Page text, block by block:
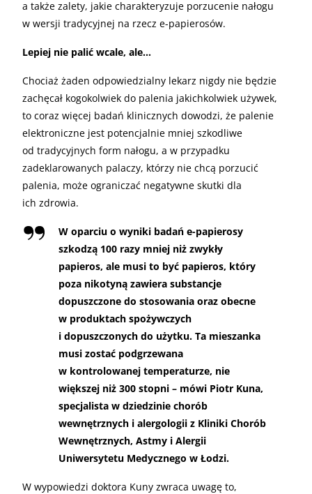
a także zalety, jakie charakteryzuje porzucenie nałogu
w wersji tradycyjnej na rzecz e-papierosów.
Lepiej nie palić wcale, ale…
Chociaż żaden odpowiedzialny lekarz nigdy nie będzie
zachęcał kogokolwiek do palenia jakichkolwiek używek,
to coraz więcej badań klinicznych dowodzi, że palenie
elektroniczne jest potencjalnie mniej szkodliwe
od tradycyjnych form nałogu, a w przypadku
zadeklarowanych palaczy, którzy nie chcą porzucić
palenia, może ograniczać negatywne skutki dla
ich zdrowia.
W oparciu o wyniki badań e-papierosy
szkodzą 100 razy mniej niż zwykły
papieros, ale musi to być papieros, który
poza nikotyną zawiera substancje
dopuszczone do stosowania oraz obecne
w produktach spożywczych
i dopuszczonych do użytku. Ta mieszanka
musi zostać podgrzewana
w kontrolowanej temperaturze, nie
większej niż 300 stopni – mówi Piotr Kuna,
specjalista w dziedzinie chorób
wewnętrznych i alergologii z Kliniki Chorób
Wewnętrznych, Astmy i Alergii
Uniwersytetu Medycznego w Łodzi.
W wypowiedzi doktora Kuny zwraca uwagę to,